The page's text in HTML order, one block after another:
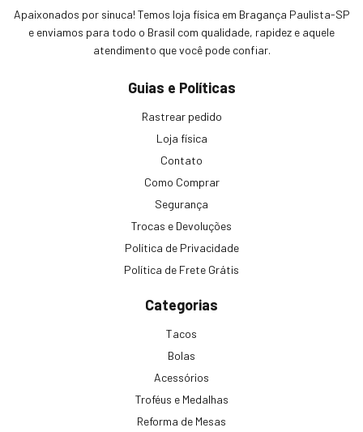
Apaixonados por sinuca! Temos loja física em Bragança Paulista-SP
e enviamos para todo o Brasil com qualidade, rapidez e aquele
atendimento que você pode confiar.
Guias e Políticas
Rastrear pedido
Loja física
Contato
Como Comprar
Segurança
Trocas e Devoluções
Política de Privacidade
Política de Frete Grátis
Categorias
Tacos
Bolas
Acessórios
Troféus e Medalhas
Reforma de Mesas